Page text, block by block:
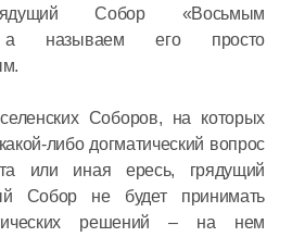
Собор «Восьмым
а называем его просто
Соборов, на которых
либо догматический вопрос
или иная ересь, грядущий
Собор не будет принимать
решений – на нем